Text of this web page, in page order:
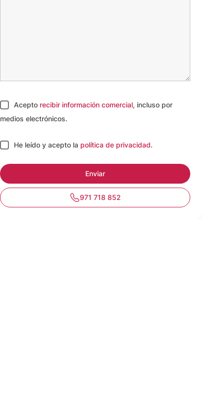
Acepto recibir información comercial, incluso por
medios electrónicos.
He leído y acepto la política de privacidad.
971 718 852